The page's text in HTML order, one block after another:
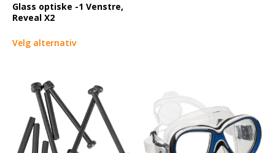
Glass optiske -1 Venstre,
Reveal X2
Velg alternativ